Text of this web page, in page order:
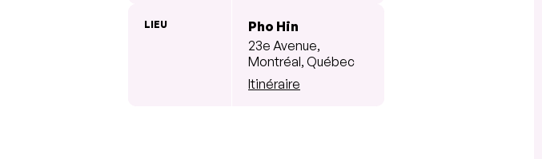
LIEU
Pho Hin
23e Avenue,
Montréal, Québec
Itinéraire